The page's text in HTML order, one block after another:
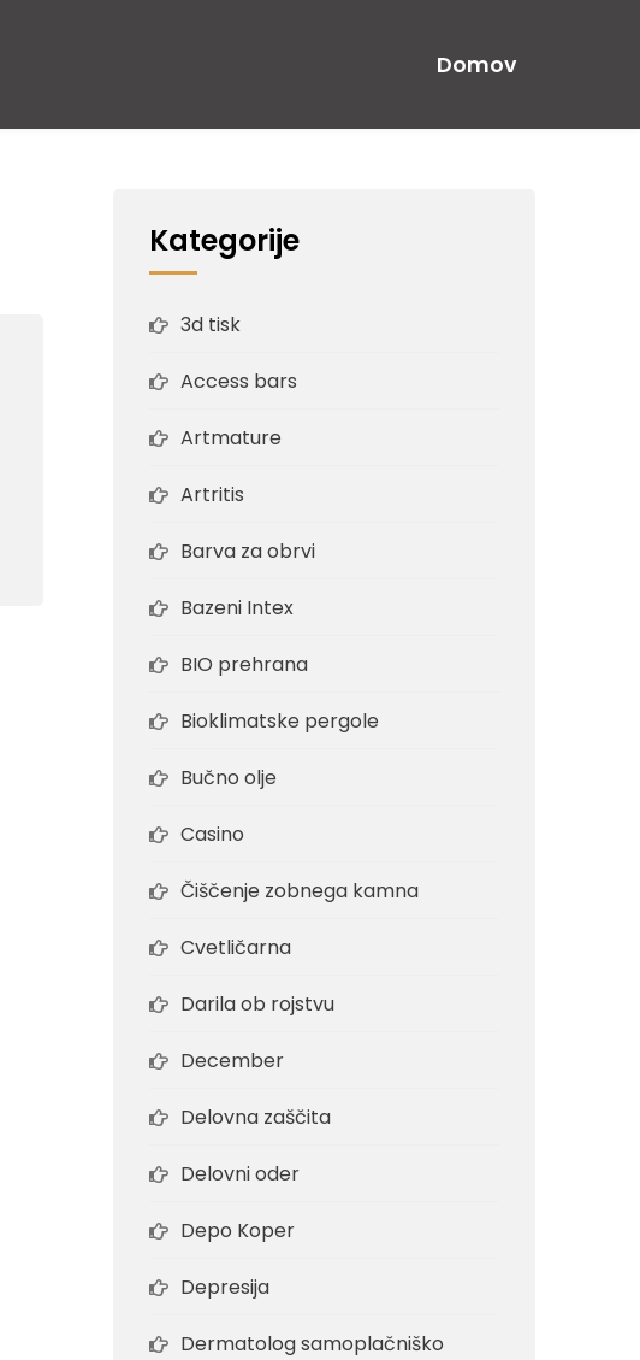
Domov
Kategorije
3d tisk
Access bars
Artmature
Artritis
Barva za obrvi
Bazeni Intex
BIO prehrana
Bioklimatske pergole
Bučno olje
Casino
Čiščenje zobnega kamna
Cvetličarna
Darila ob rojstvu
December
Delovna zaščita
Delovni oder
Depo Koper
Depresija
Dermatolog samoplačniško